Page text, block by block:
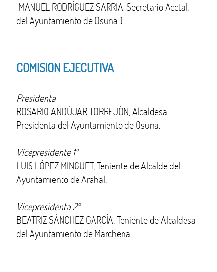
MANUEL RODRÍGUEZ SARRIA, Secretario Acctal.
del Ayuntamiento de Osuna )
COMISION EJECUTIVA
Presidenta
ROSARIO ANDÚJAR TORREJÓN, Alcaldesa-
Presidenta del Ayuntamiento de Osuna.
Vicepresidente 1º
LUIS LÓPEZ MINGUET, Teniente de Alcalde del
Ayuntamiento de Arahal.
Vicepresidenta 2º
BEATRIZ SÁNCHEZ GARCÍA, Teniente de Alcaldesa
del Ayuntamiento de Marchena.